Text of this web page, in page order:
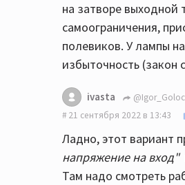
на затворе выходной
самоограничения,
полевиков. У лампы
избыточность (закон
ivasta
21 сентября 2022 в 13:43
Ладно, этот вариант
напряжение на вход"
Там надо смотреть